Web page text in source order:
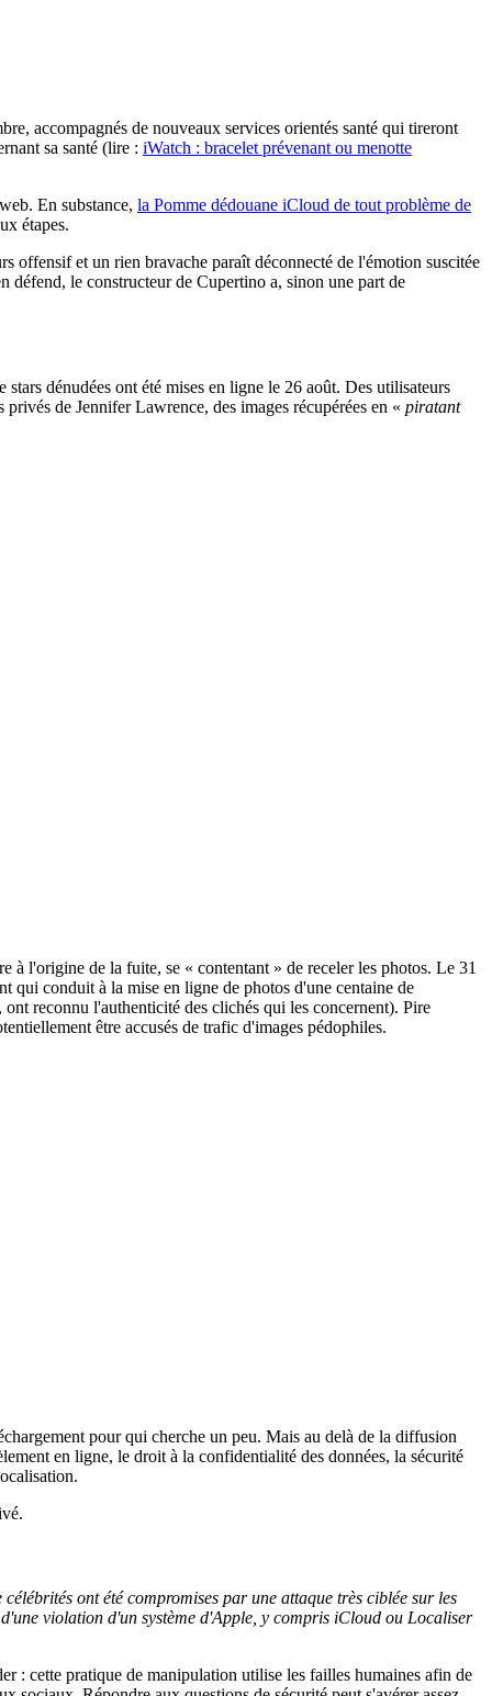
accompagnés de nouveaux services orientés santé qui tireront
sa santé (lire : iWatch : bracelet prévenant ou menotte
En substance, la Pomme dédouane iCloud de tout problème de
étapes.
offensif et un rien bravache paraît déconnecté de l'émotion suscitée
défend, le constructeur de Cupertino a, sinon une part de
dénudées ont été mises en ligne le 26 août. Des utilisateurs
de Jennifer Lawrence, des images récupérées en « piratant
l'origine de la fuite, se « contentant » de receler les photos. Le 31
qui conduit à la mise en ligne de photos d'une centaine de
reconnu l'authenticité des clichés qui les concernent). Pire
être accusés de trafic d'images pédophiles.
pour qui cherche un peu. Mais au delà de la diffusion
en ligne, le droit à la confidentialité des données, la sécurité
ont été compromises par une attaque très ciblée sur les
violation d'un système d'Apple, y compris iCloud ou Localiser
: cette pratique de manipulation utilise les failles humaines afin de